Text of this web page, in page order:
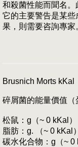
和殺菌性能而聞名。
它的主要警告是某
果，則需要咨詢專家
Brusnich Morts kKal
碎屑菌的能量價值（
松鼠：g（~ 0 kKal）
脂肪：g. （~ 0 kKal）
碳水化合物：g（~ 0